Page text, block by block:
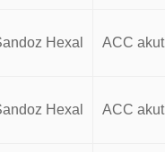
Hexal ACC akut
Hexal ACC akut